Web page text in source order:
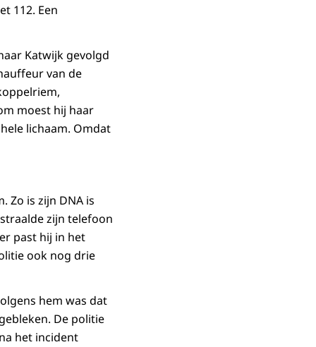
112. Een
Katwijk gevolgd
van de
moest hij haar
lichaam. Omdat
Zo is zijn DNA is
zijn telefoon
past hij in het
ook nog drie
hem was dat
De politie
het incident